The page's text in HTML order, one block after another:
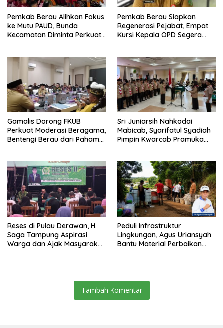
Pemkab Berau Alihkan Fokus
ke Mutu PAUD, Bunda
Kecamatan Diminta Perkuat
Pemkab Berau Siapkan
Regenerasi Pejabat, Empat
Kursi Kepala OPD Segera
Gamalis Dorong FKUB
Perkuat Moderasi Beragama,
Bentengi Berau dari Paham
Sri Juniarsih Nahkodai
Mabicab, Syarifatul Syadiah
Pimpin Kwarcab Pramuka
Reses di Pulau Derawan, H.
Saga Tampung Aspirasi
Warga dan Ajak Masyarakat
Peduli Infrastruktur
Lingkungan, Agus Uriansyah
Bantu Material Perbaikan
Tambah Komentar